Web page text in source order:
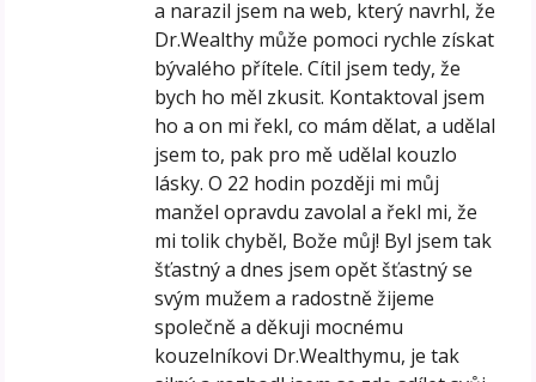
a narazil jsem na web, který navrhl, že
Dr.Wealthy může pomoci rychle získat
bývalého přítele. Cítil jsem tedy, že
bych ho měl zkusit. Kontaktoval jsem
ho a on mi řekl, co mám dělat, a udělal
jsem to, pak pro mě udělal kouzlo
lásky. O 22 hodin později mi můj
manžel opravdu zavolal a řekl mi, že
mi tolik chyběl, Bože můj! Byl jsem tak
šťastný a dnes jsem opět šťastný se
svým mužem a radostně žijeme
společně a děkuji mocnému
kouzelníkovi Dr.Wealthymu, je tak